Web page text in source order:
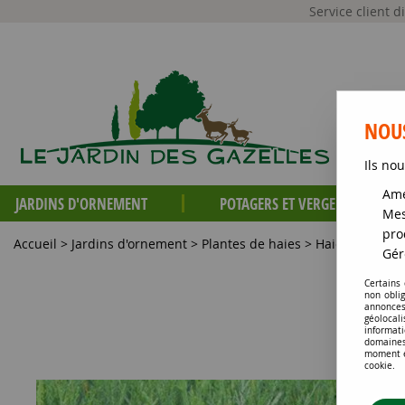
Service client
JARDINS D'ORNEMENT POTAGERS ET VERGERS
Accueil > Jardins d'ornement > Plantes de haies > Haies
Ils
Certains
non
moment
cookie.